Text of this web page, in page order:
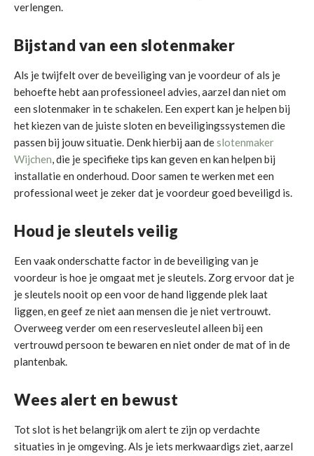
verlengen.
Bijstand van een slotenmaker
Als je twijfelt over de beveiliging van je voordeur of als je
behoefte hebt aan professioneel advies, aarzel dan niet om
een slotenmaker in te schakelen. Een expert kan je helpen bij
het kiezen van de juiste sloten en beveiligingssystemen die
passen bij jouw situatie. Denk hierbij aan deslotenmaker
Wijchen, die je specifieke tips kan geven en kan helpen bij
installatie en onderhoud. Door samen te werken met een
professional weet je zeker dat je voordeur goed beveiligd is.
Houd je sleutels veilig
Een vaak onderschatte factor in de beveiliging van je
voordeur is hoe je omgaat met je sleutels. Zorg ervoor dat je
je sleutels nooit op een voor de hand liggende plek laat
liggen, en geef ze niet aan mensen die je niet vertrouwt.
Overweeg verder om een reservesleutel alleen bij een
vertrouwd persoon te bewaren en niet onder de mat of in de
plantenbak.
Wees alert en bewust
Tot slot is het belangrijk om alert te zijn op verdachte
situaties in je omgeving. Als je iets merkwaardigs ziet, aarzel